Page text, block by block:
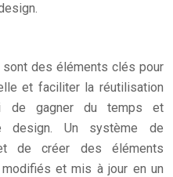
des éléments clés pour
et faciliter la réutilisation
de gagner du temps et
design. Un système de
de créer des éléments
et mis à jour en un